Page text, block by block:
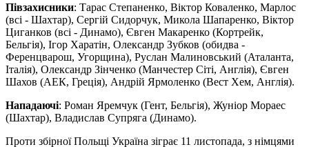
Півзахисники: Тарас Степаненко, Віктор Коваленко, Марлос
(всі - Шахтар), Сергій Сидорчук, Микола Шапаренко, Віктор
Циганков (всі - Динамо), Євген Макаренко (Кортрейк,
Бельгія), Ігор Харатін, Олександр Зубков (обидва -
Ференцварош, Угорщина), Руслан Малиновський (Аталанта,
Італія), Олександр Зінченко (Манчестер Сіті, Англія), Євген
Шахов (АЕК, Греція), Андрій Ярмоленко (Вест Хем, Англія).
Нападаючі: Роман Яремчук (Гент, Бельгія), Жуніор Мораес
(Шахтар), Владислав Супряга (Динамо).
Проти збірної Польщі Україна зіграє 11 листопада, з німцями